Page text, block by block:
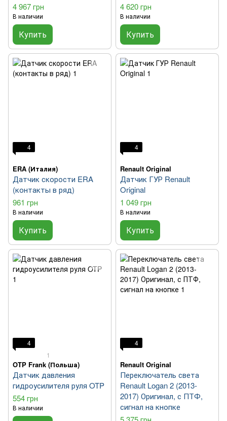
4 967 грн
В наличии
Купить
4 620 грн
В наличии
Купить
4
ERA (Италия)
Датчик скорости ERA
(контакты в ряд)
961 грн
В наличии
Купить
4
Renault Original
Датчик ГУР Renault
Original
1 049 грн
В наличии
Купить
4
1
OTP Frank (Польша)
Датчик давления
гидроусилителя руля OTP
554 грн
В наличии
4
Renault Original
Переключатель света
Renault Logan 2 (2013-
2017) Оригинал, с ПТФ,
сигнал на кнопке